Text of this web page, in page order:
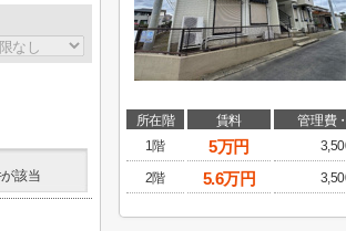
所在階 賃料 管理費
1階
5万円
2階
5.6万円
該当